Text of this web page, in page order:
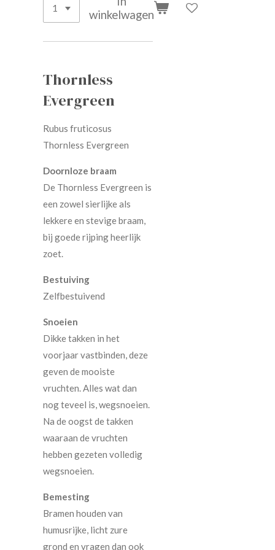
winkelwagen
Thornless
Evergreen
Rubus fruticosus
Thornless Evergreen
Doornloze braam
De Thornless Evergreen is
een zowel sierlijke als
lekkere en stevige braam,
bij goede rijping heerlijk
zoet.
Bestuiving
Zelfbestuivend
Snoeien
Dikke takken in het
voorjaar vastbinden, deze
geven de mooiste
vruchten. Alles wat dan
nog teveel is, wegsnoeien.
Na de oogst de takken
waaraan de vruchten
hebben gezeten volledig
wegsnoeien.
Bemesting
Bramen houden van
humusrijke, licht zure
grond en vragen dan ook